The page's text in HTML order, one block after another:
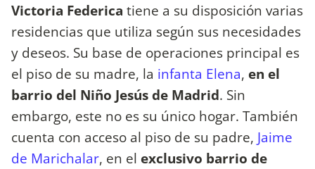
Victoria Federica tiene a su disposición varias
residencias que utiliza según sus necesidades
y deseos. Su base de operaciones principal es
el piso de su madre, la infanta Elena, en el
barrio del Niño Jesús de Madrid. Sin
embargo, este no es su único hogar. También
cuenta con acceso al piso de su padre, Jaime
de Marichalar, en el exclusivo barrio de